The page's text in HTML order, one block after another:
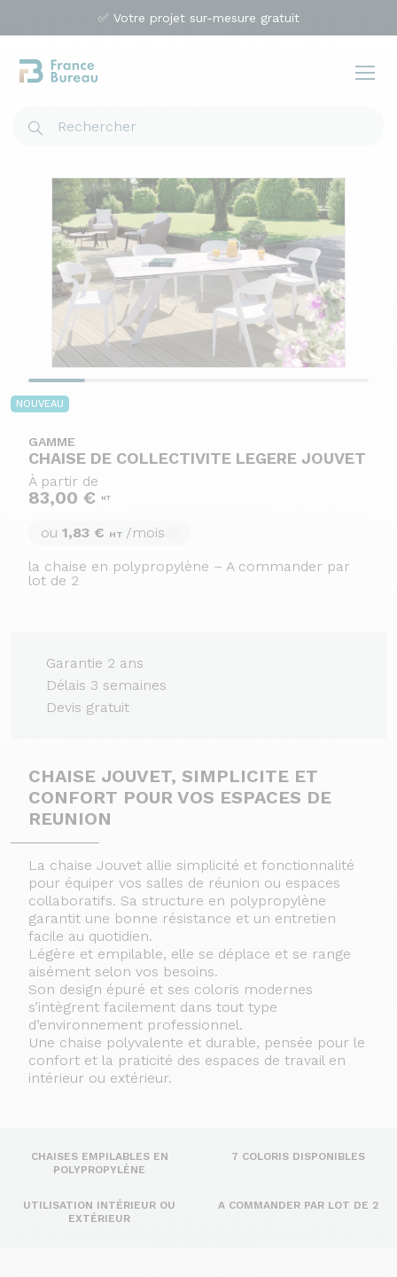
✅ Votre projet sur-mesure gratuit
NOUVEAU
GAMME
CHAISE DE COLLECTIVITE LEGERE JOUVET
À partir de
83,00 € HT
ou 1,83 € HT /mois
la chaise en polypropylène – A commander par
lot de 2
Garantie 2 ans
Délais 3 semaines
Devis gratuit
CHAISE JOUVET, SIMPLICITE ET
CONFORT POUR VOS ESPACES DE
REUNION
La chaise Jouvet allie simplicité et fonctionnalité
pour équiper vos salles de réunion ou espaces
collaboratifs. Sa structure en polypropylène
garantit une bonne résistance et un entretien
facile au quotidien.
Légère et empilable, elle se déplace et se range
aisément selon vos besoins.
Son design épuré et ses coloris modernes
s’intègrent facilement dans tout type
d’environnement professionnel.
Une chaise polyvalente et durable, pensée pour le
confort et la praticité des espaces de travail en
intérieur ou extérieur.
CHAISES EMPILABLES EN
POLYPROPYLÈNE
7 COLORIS DISPONIBLES
UTILISATION INTÉRIEUR OU
EXTÉRIEUR
A COMMANDER PAR LOT DE 2